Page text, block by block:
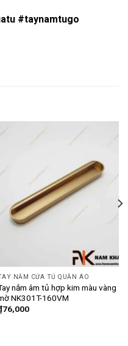
#taynamtugo
NẮM CỬA TỦ QUẦN ÁO
nắm âm tủ hợp kim màu vàng
NK301T-160VM
76,000